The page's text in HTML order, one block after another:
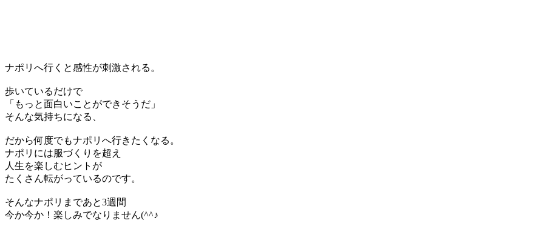
ナポリへ行くと感性が刺激される。
歩いているだけで
「もっと面白いことができそうだ」
そんな気持ちになる、
だから何度でもナポリへ行きたくなる。
ナポリには服づくりを超え
人生を楽しむヒントが
たくさん転がっているのです。
そんなナポリまであと3週間
今か今か！楽しみでなりません(^^♪